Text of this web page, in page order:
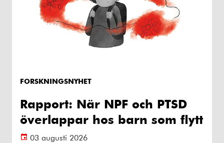
FORSKNINGSNYHET
Rapport: När NPF och PTSD
överlappar hos barn som flytt
03 augusti 2026